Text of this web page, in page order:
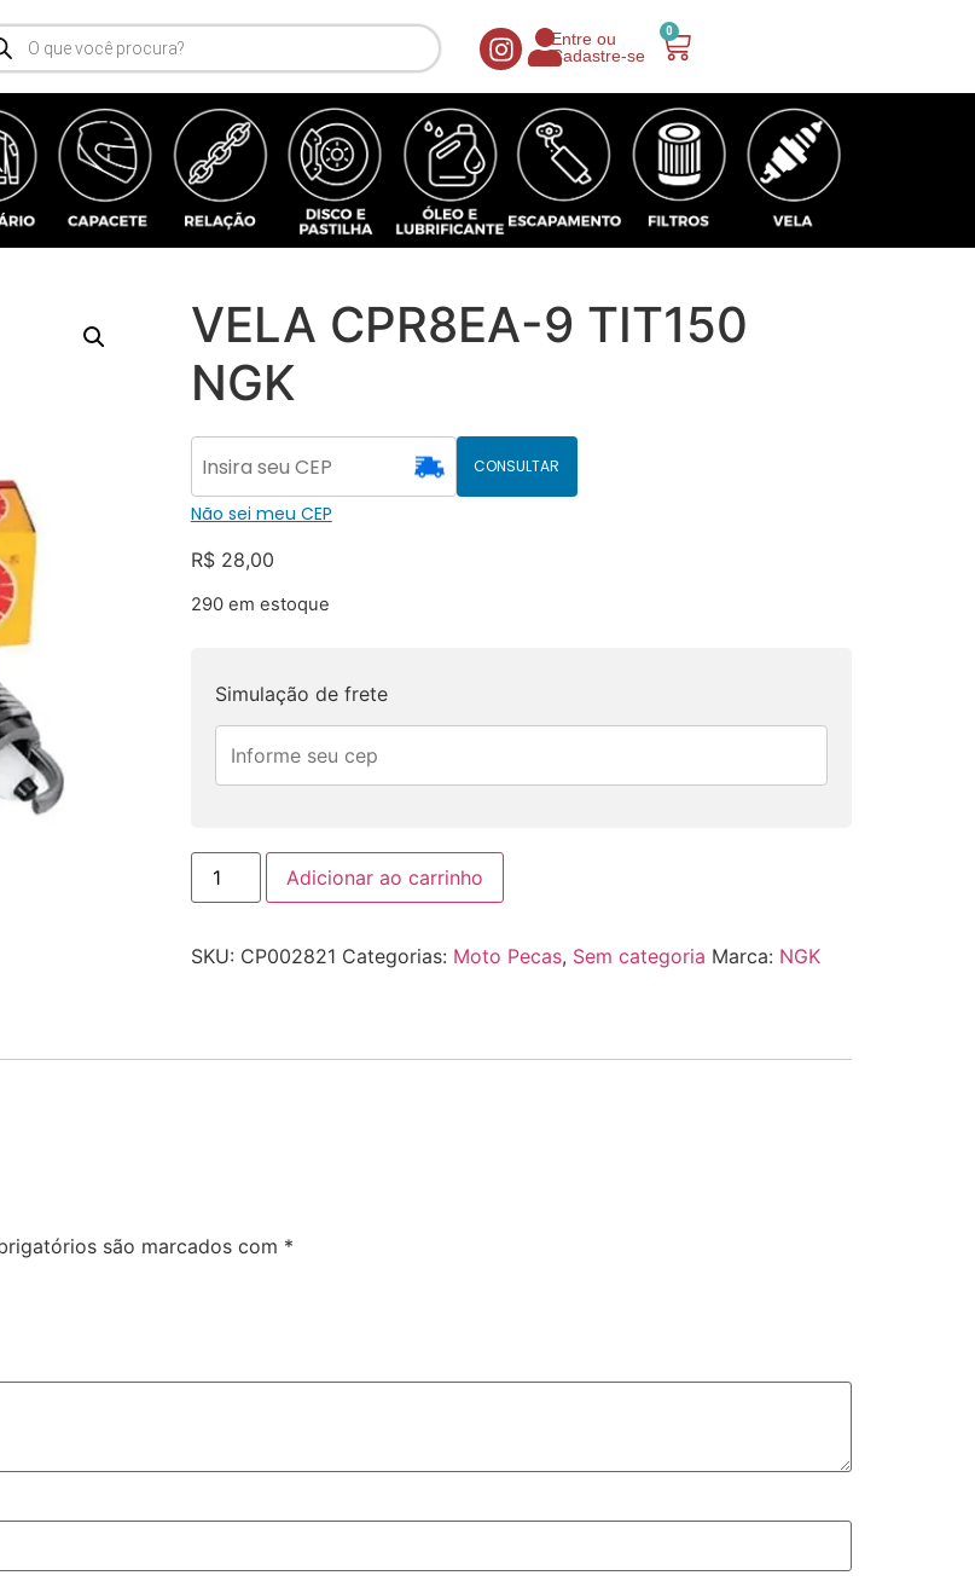
Entre ou
Cadastre-se
0
VELA CPR8EA-9 TIT150
NGK
CONSULTAR
Não sei meu CEP
R$28,00
290 em estoque
Simulação de frete
Adicionar ao carrinho
SKU: CP002821 Categorias: Moto Pecas, Sem categoria Marca: NGK
são marcados com *